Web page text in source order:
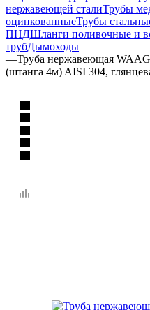
нержавеющей сталиТрубы
оцинкованныеТрубы
ПНДШланги поливочные и
трубДымоходы
—Труба нержавеющая
(штанга 4м) AISI 304,